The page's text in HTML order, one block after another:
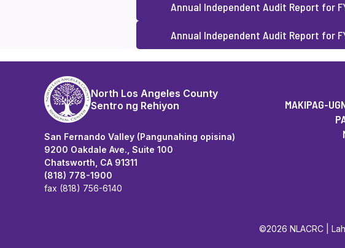
Annual Independent Audit Report for
Annual Independent Audit Report for
North Los Angeles County
Sentro ng Rehiyon
San Fernando Valley (Pangunahing opisina)
9200 Oakdale Ave., Suite 100
Chatsworth, CA 91311
(818) 778-1900
fax (818) 756-6140
MAKIPAG-
©2026 NLACRC |